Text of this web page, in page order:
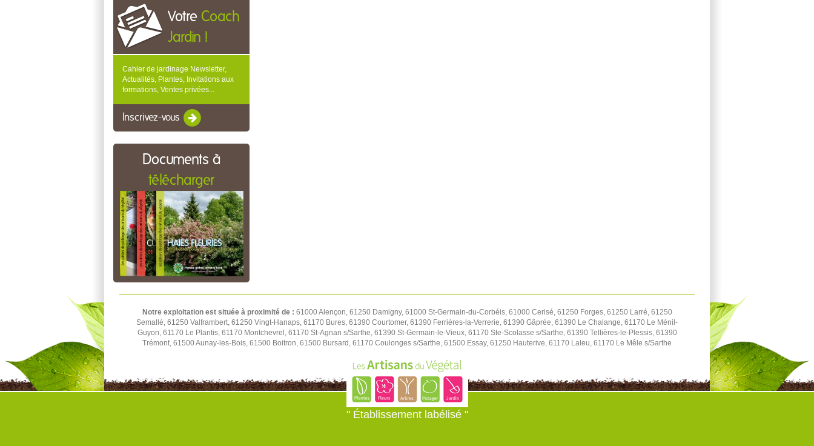
Votre Coach
Jardin !
Cahier de jardinage Newsletter,
Actualités, Plantes, Invitations aux
formations, Ventes privées...
Inscrivez-vous
Documents à
télécharger
Notre exploitation est située à proximité de : 61000 Alençon, 61250 Damigny, 61000 St-Germain-du-Corbéis, 61000 Cerisé, 61250 Forges, 61250 Larré, 61250
Semallé, 61250 Valframbert, 61250 Vingt-Hanaps, 61170 Bures, 61390 Courtomer, 61390 Ferrières-la-Verrerie, 61390 Gâprée, 61390 Le Chalange, 61170 Le Ménil-
Guyon, 61170 Le Plantis, 61170 Montchevrel, 61170 St-Agnan s/Sarthe, 61390 St-Germain-le-Vieux, 61170 Ste-Scolasse s/Sarthe, 61390 Tellières-le-Plessis, 61390
Trémont, 61500 Aunay-les-Bois, 61500 Boitron, 61500 Bursard, 61170 Coulonges s/Sarthe, 61500 Essay, 61250 Hauterive, 61170 Laleu, 61170 Le Mêle s/Sarthe
" Établissement labélisé "